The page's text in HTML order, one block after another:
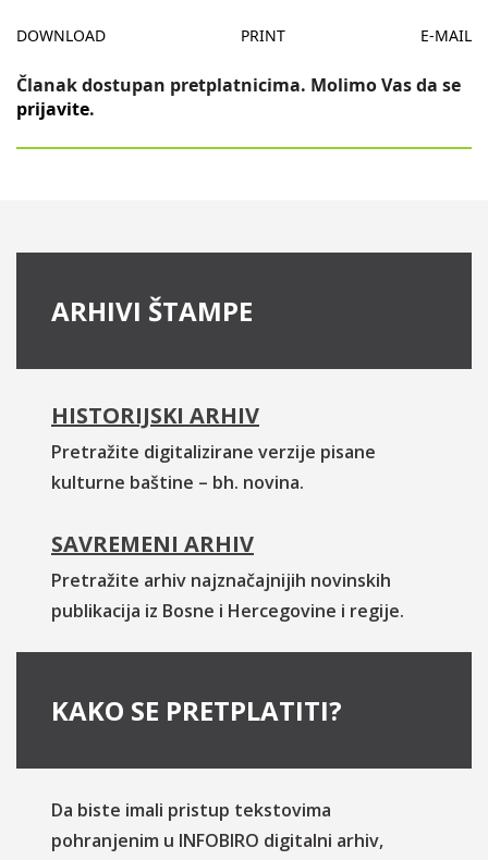
DOWNLOAD PRINT E-MAIL
Članak dostupan pretplatnicima. Molimo Vas da se
prijavite.
ARHIVI ŠTAMPE
HISTORIJSKI ARHIV
Pretražite digitalizirane verzije pisane
kulturne baštine – bh. novina.
SAVREMENI ARHIV
Pretražite arhiv najznačajnijih novinskih
publikacija iz Bosne i Hercegovine i regije.
KAKO SE PRETPLATITI?
Da biste imali pristup tekstovima
pohranjenim u INFOBIRO digitalni arhiv,